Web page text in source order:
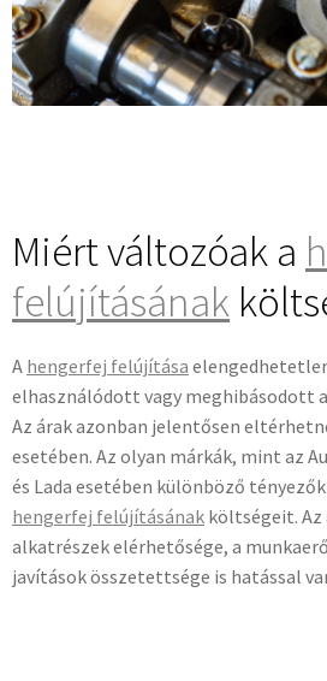
Miért változóak a
felújításának
A hengerfej felújítása
elhasználódott vagy meghibásodott
Az árak azonban jelentősen
esetében. Az olyan márkák, mint az
és Lada esetében különböző
hengerfej felújításának költségeit.
alkatrészek elérhetősége, a
javítások összetettsége is hatással